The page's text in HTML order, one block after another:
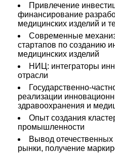
Привлечение
финансирование
медицинских изделий и
Современные
стартапов по созданию
медицинских изделий
НИЦ: интеграторы
отрасли
Государственно-
реализации
здравоохранения и
Опыт создания
промышленности
Вывод
рынки, получение